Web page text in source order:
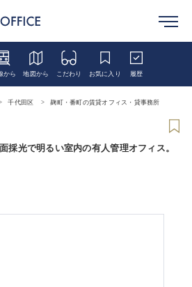
から 地図から こだわり お気に入り 履歴
千代田区 麹町・番町の賃貸オフィス・貸事務所
採光で明るい室内の有人管理オフィス。